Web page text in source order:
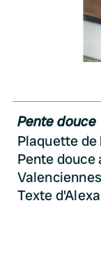
Pente douce
Plaquette
Pente douce
Texte